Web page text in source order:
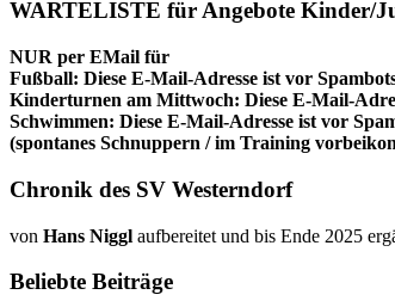
WARTELISTE für Angebote Kinder/
NUR per EMail für
Fußball: Diese E-Mail-Adresse ist vor
Kinderturnen am Mittwoch: Diese E-Mail-
Schwimmen: Diese E-Mail-Adresse ist vor
(spontanes Schnuppern / im Training
Chronik des SV Westerndorf
von Hans Niggl aufbereitet und bis Ende 2025
Beliebte Beiträge